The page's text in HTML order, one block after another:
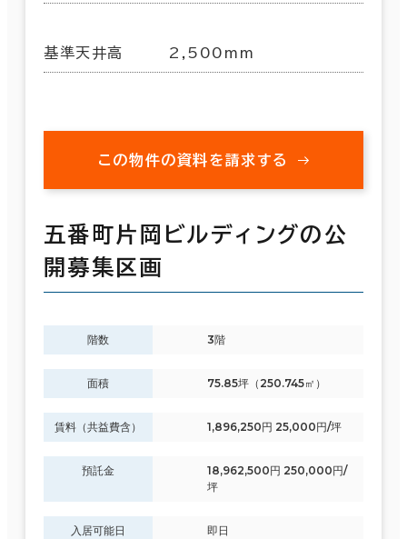
基準天井高 2,500mm
この物件の資料を請求する
五番町片岡ビルディングの公
開募集区画
階数 3階
面積 75.85坪（250.745㎡）
賃料（共益費含） 1,896,250円 25,000円/坪
預託金
18,962,500円 250,000円/
坪
入居可能日 即日